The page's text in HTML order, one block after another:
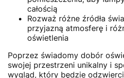
całością
Rozważ różne źródła
przyjazną atmosferę i
oświetlenia
Poprzez świadomy dobór
swojej przestrzeni unikalny i
wygląd, który będzie